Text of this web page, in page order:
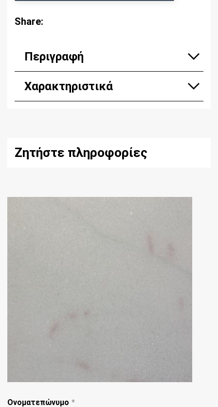
Share:
Περιγραφή
Χαρακτηριστικά
Ζητήστε πληροφορίες
Ονοματεπώνυμο